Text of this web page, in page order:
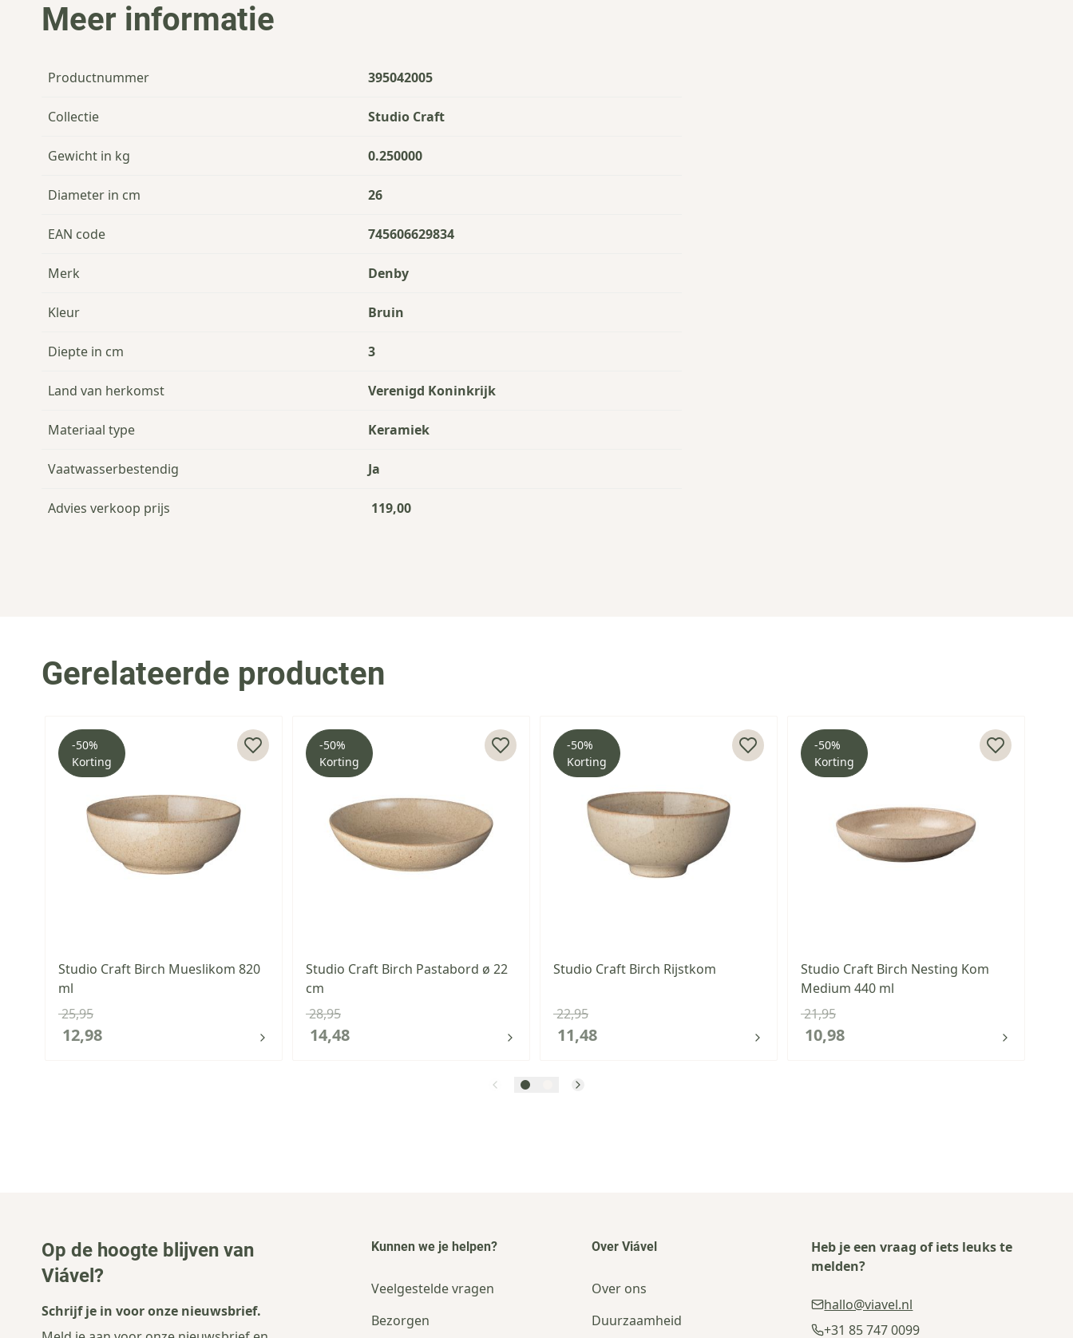
Meer informatie
Productnummer 395042005
Collectie Studio Craft
Gewicht in kg 0.250000
Diameter in cm 26
EAN code 745606629834
Merk Denby
Kleur Bruin
Diepte in cm 3
Land van herkomst Verenigd Koninkrijk
Materiaal type Keramiek
Vaatwasserbestendig Ja
Advies verkoop prijs 119,00
Gerelateerde producten
-50%
Korting
Studio Craft Birch Mueslikom 820
ml
12,98
25,95
-50%
Korting
Studio Craft Birch Pastabord ø 22
cm
14,48
28,95
-50%
Korting
Studio Craft Birch Rijstkom
11,48
22,95
-50%
Korting
Studio Craft Birch Nesting Kom
Medium 440 ml
10,98
21,95
Op de hoogte blijven van
Viável?
Schrijf je in voor onze nieuwsbrief.
Kunnen we je helpen?
Veelgestelde vragen
Bezorgen
Over Viável
Over ons
Duurzaamheid
Heb je een vraag of iets leuks te
melden?
hallo@viavel.nl
+31 85 747 0099